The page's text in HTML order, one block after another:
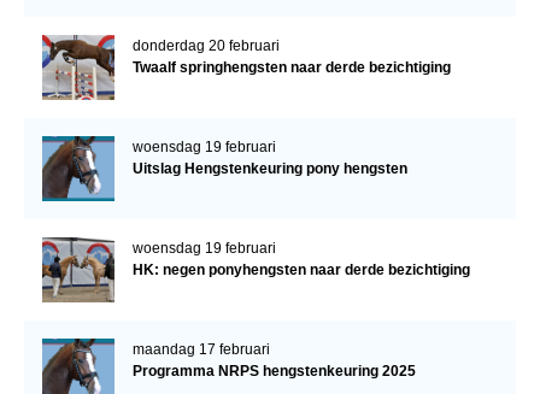
donderdag 20 februari
Twaalf springhengsten naar derde bezichtiging
woensdag 19 februari
Uitslag Hengstenkeuring pony hengsten
woensdag 19 februari
HK: negen ponyhengsten naar derde bezichtiging
maandag 17 februari
Programma NRPS hengstenkeuring 2025